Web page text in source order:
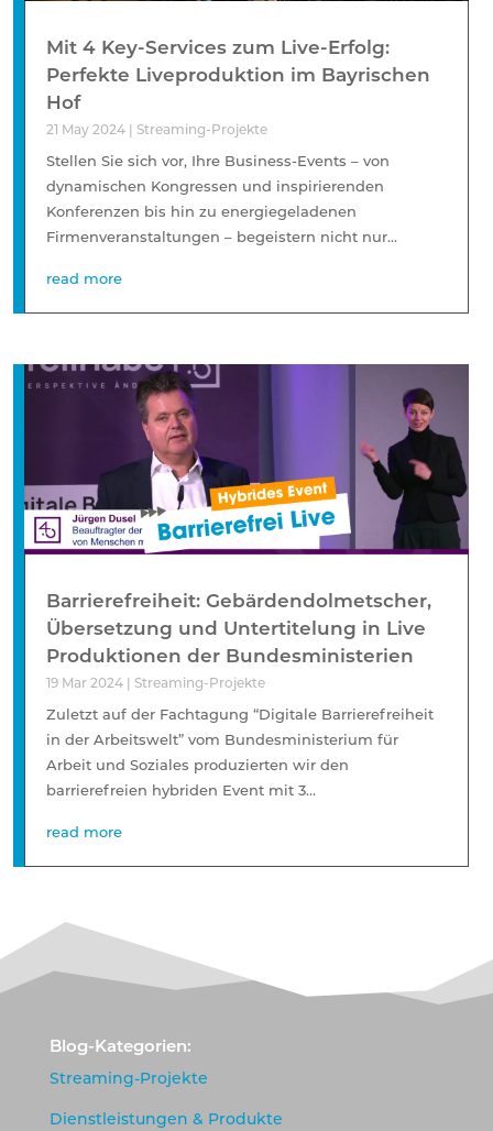
Mit 4 Key-Services zum Live-Erfolg:
Perfekte Liveproduktion im Bayrischen
Hof
21 May 2024 | Streaming-Projekte
Stellen Sie sich vor, Ihre Business-Events – von
dynamischen Kongressen und inspirierenden
Konferenzen bis hin zu energiegeladenen
Firmenveranstaltungen – begeistern nicht nur...
read more
Barrierefreiheit: Gebärdendolmetscher,
Übersetzung und Untertitelung in Live
Produktionen der Bundesministerien
19 Mar 2024 | Streaming-Projekte
Zuletzt auf der Fachtagung “Digitale Barrierefreiheit
in der Arbeitswelt” vom Bundesministerium für
Arbeit und Soziales produzierten wir den
barrierefreien hybriden Event mit 3...
read more
Blog-Kategorien:
Streaming-Projekte
Dienstleistungen & Produkte